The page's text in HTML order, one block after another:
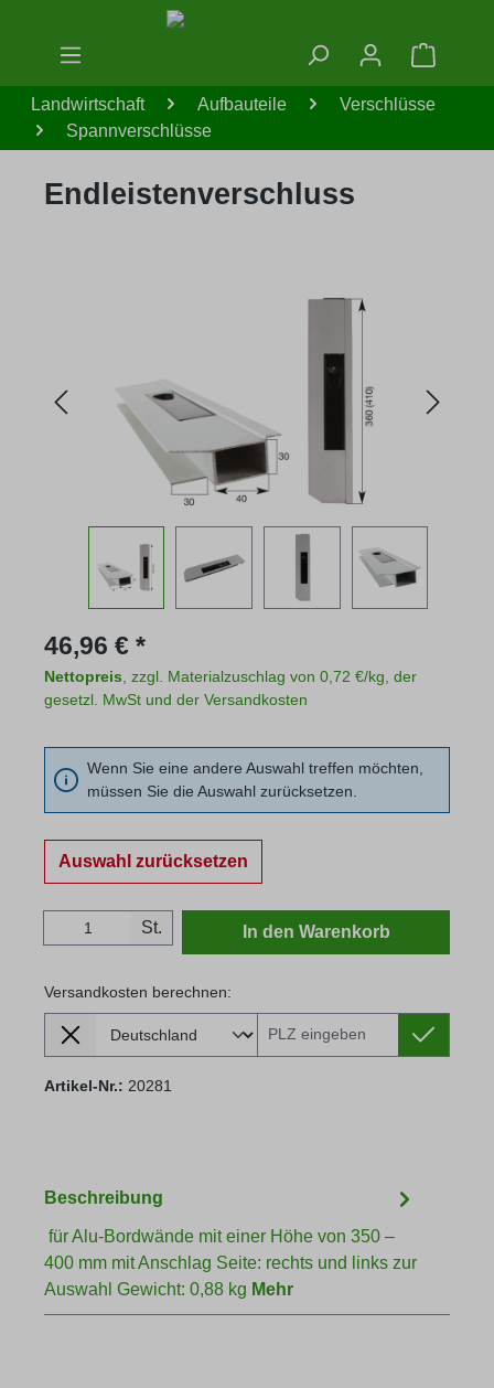
Zum Hauptinhalt springen
Landwirtschaft Aufbauteile
Verschlüsse
Spannverschlüsse
Endleistenverschluss
Regulärer Preis:
46,96 € *
Nettopreis , zzgl. Materialzuschlag von 0,72 €/kg, der
gesetzl. MwSt und der Versandkosten
Wenn Sie eine andere Auswahl treffen möchten,
müssen Sie die Auswahl zurücksetzen.
Auswahl zurücksetzen
Produkt Anzahl: Gib den gewünschten
St. In den Warenkorb
Versandkosten berechnen:
Lieferland
Versandkosten berechnen:
Artikel-Nr.: 20281
Beschreibung
für Alu-Bordwände mit einer Höhe von 350 –
400 mm mit Anschlag Seite: rechts und links zur
Auswahl Gewicht: 0,88 kg Mehr